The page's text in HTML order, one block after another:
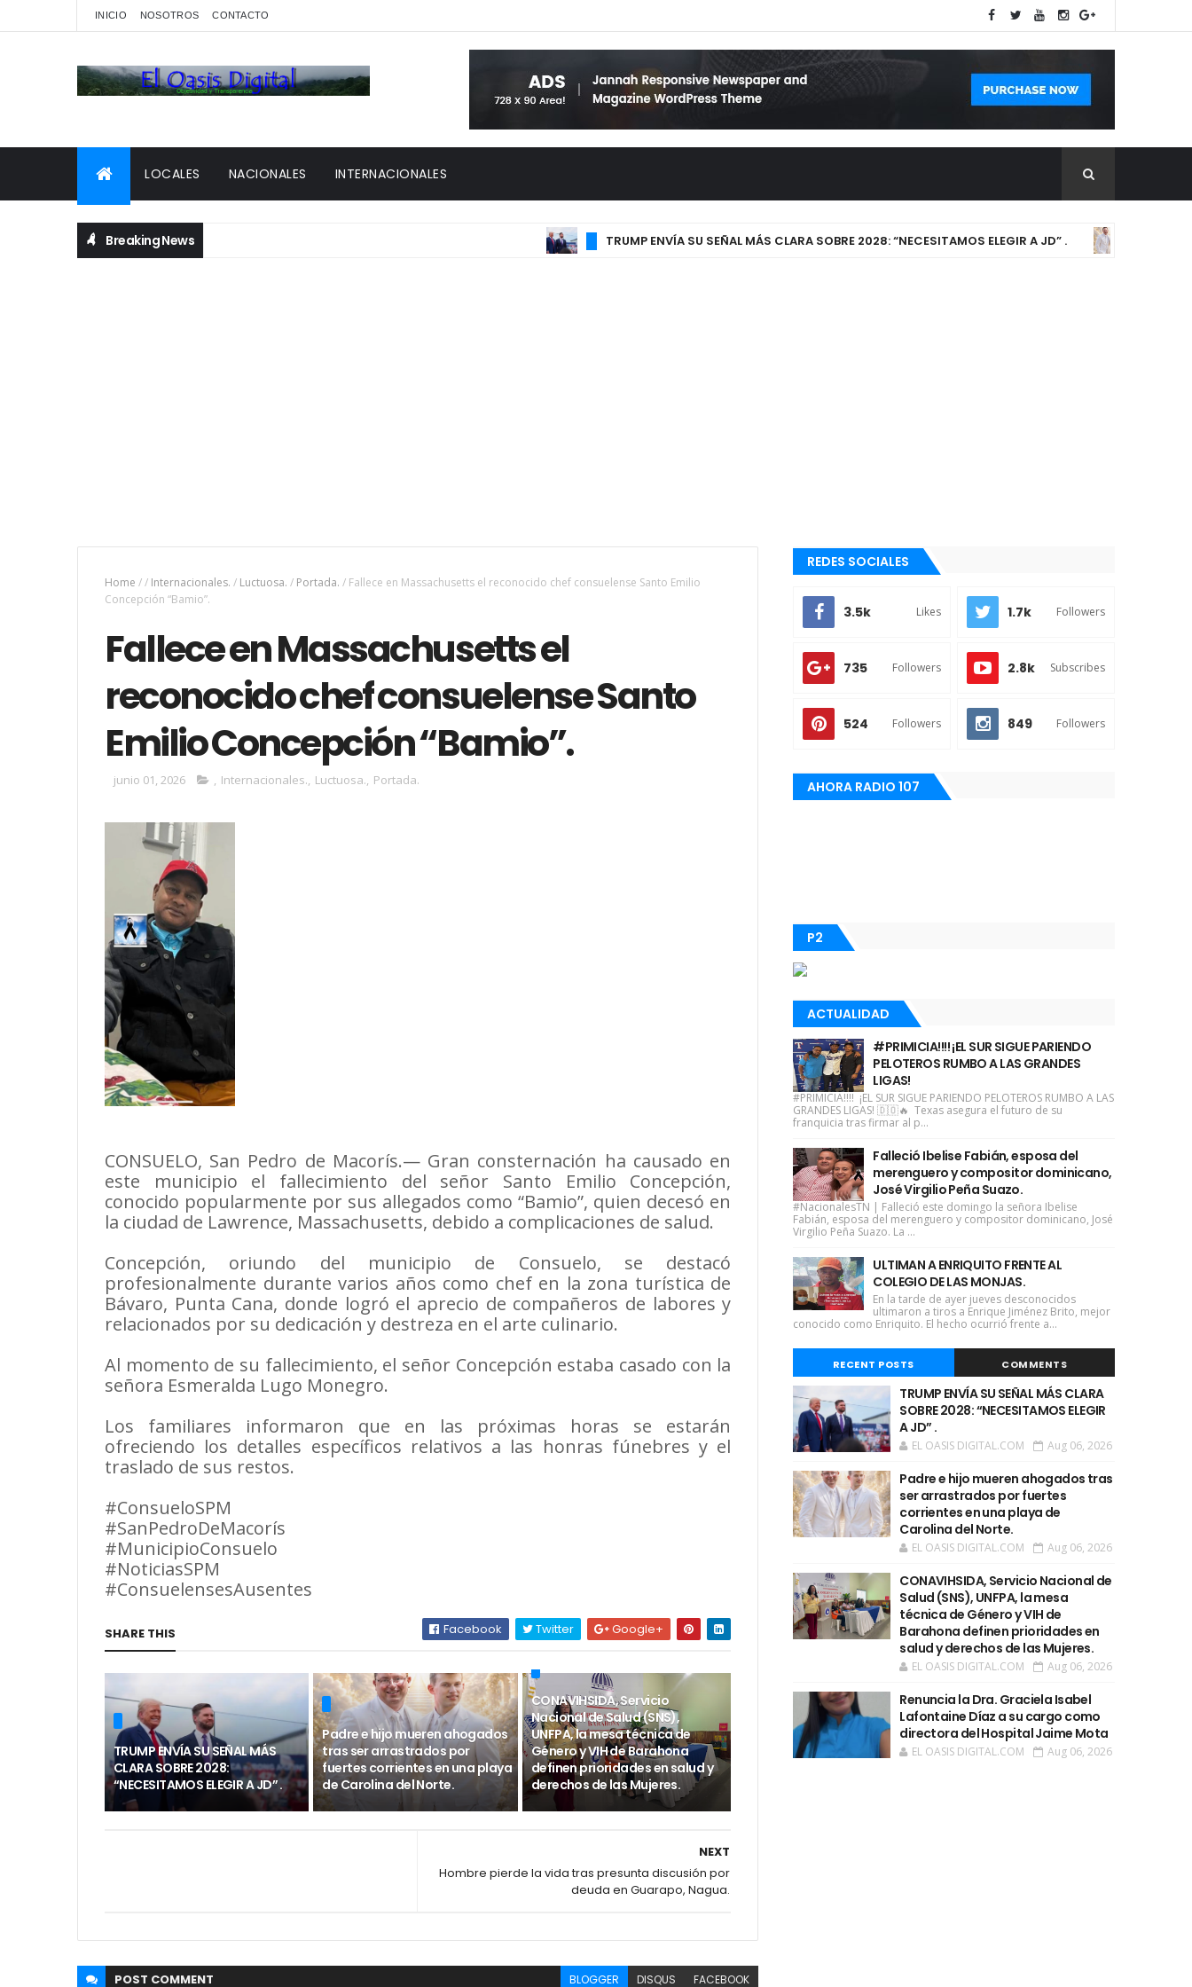
INICIO NOSOTROS CONTACTO
LOCALES NACIONALES INTERNACIONALES
Breaking News TRUMP ENVÍA SU SEÑAL MÁS CLARA SOBRE 2028: “NECESITAMOS ELEGIR A JD” .
Home // Internacionales. / Luctuosa. / Portada. / Fallece en Massachusetts el reconocido chef consuelense Santo Emilio
Concepción “Bamio”.
Fallece en Massachusetts el
reconocido chef consuelense Santo
Emilio Concepción “Bamio”.
junio 01, 2026 , Internacionales., Luctuosa., Portada.
​CONSUELO, San Pedro de Macorís.— Gran consternación ha causado en
este municipio el fallecimiento del señor Santo Emilio Concepción,
conocido popularmente por sus allegados como “Bamio”, quien decesó en
la ciudad de Lawrence, Massachusetts, debido a complicaciones de salud.
​Concepción, oriundo del municipio de Consuelo, se destacó
profesionalmente durante varios años como chef en la zona turística de
Bávaro, Punta Cana, donde logró el aprecio de compañeros de labores y
relacionados por su dedicación y destreza en el arte culinario.
​Al momento de su fallecimiento, el señor Concepción estaba casado con la
señora Esmeralda Lugo Monegro.
​Los familiares informaron que en las próximas horas se estarán
ofreciendo los detalles específicos relativos a las honras fúnebres y el
traslado de sus restos.
​#ConsueloSPM
​#SanPedroDeMacorís
​#MunicipioConsuelo
​#NoticiasSPM
​#ConsuelensesAusentes
SHARE THIS Facebook Twitter Google+
TRUMP ENVÍA SU SEÑAL MÁS
CLARA SOBRE 2028:
“NECESITAMOS ELEGIR A JD” .
Padre e hijo mueren ahogados
tras ser arrastrados por
fuertes corrientes en una playa
de Carolina del Norte.
CONAVIHSIDA, Servicio
Nacional de Salud (SNS),
UNFPA, la mesa técnica de
Género y VIH de Barahona
definen prioridades en salud y
derechos de las Mujeres.
NEXT
Hombre pierde la vida tras presunta discusión por
deuda en Guarapo, Nagua.
POST COMMENT BLOGGER DISQUS FACEBOOK
REDES SOCIALES
3.5k Likes 1.7k Followers
735 Followers 2.8k Subscribes
524 Followers 849 Followers
AHORA RADIO 107
P2
ACTUALIDAD
#PRIMICIA!!!! ¡EL SUR SIGUE PARIENDO
PELOTEROS RUMBO A LAS GRANDES
LIGAS!
#PRIMICIA!!!! ¡EL SUR SIGUE PARIENDO PELOTEROS RUMBO A LAS
GRANDES LIGAS! 🇩🇴🔥 Texas asegura el futuro de su
franquicia tras firmar al p...
Falleció Ibelise Fabián, esposa del
merenguero y compositor dominicano,
José Virgilio Peña Suazo.
#NacionalesTN | Falleció este domingo la señora Ibelise
Fabián, esposa del merenguero y compositor dominicano, José
Virgilio Peña Suazo. La ...
ULTIMAN A ENRIQUITO FRENTE AL
COLEGIO DE LAS MONJAS.
En la tarde de ayer jueves desconocidos
ultimaron a tiros a Enrique Jiménez Brito, mejor
conocido como Enriquito. El hecho ocurrió frente a...
RECENT POSTS COMMENTS
TRUMP ENVÍA SU SEÑAL MÁS CLARA
SOBRE 2028: “NECESITAMOS ELEGIR
A JD” .
EL OASIS DIGITAL.COM Aug 06, 2026
Padre e hijo mueren ahogados tras
ser arrastrados por fuertes
corrientes en una playa de
Carolina del Norte.
EL OASIS DIGITAL.COM Aug 06, 2026
CONAVIHSIDA, Servicio Nacional de
Salud (SNS), UNFPA, la mesa
técnica de Género y VIH de
Barahona definen prioridades en
salud y derechos de las Mujeres.
EL OASIS DIGITAL.COM Aug 06, 2026
Renuncia la Dra. Graciela Isabel
Lafontaine Díaz a su cargo como
directora del Hospital Jaime Mota
EL OASIS DIGITAL.COM Aug 06, 2026